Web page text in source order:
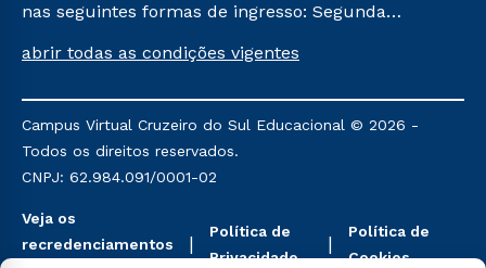
nas seguintes formas de ingresso: Segunda
Já para as demais, a taxa de matrícula será de R$
mencionadas são referentes aos cursos: Ensino
Religioso, Geografia para a Docência e Metodologia
do Ensino de História: Questões Atuais.
abrir todas as condições vigentes
Campus Virtual Cruzeiro do Sul Educacional © 2026 -
Todos os direitos reservados.
CNPJ: 62.984.091/0001-02
Veja os
recredenciamentos
Política de
Privacidade
Política de
Cookies